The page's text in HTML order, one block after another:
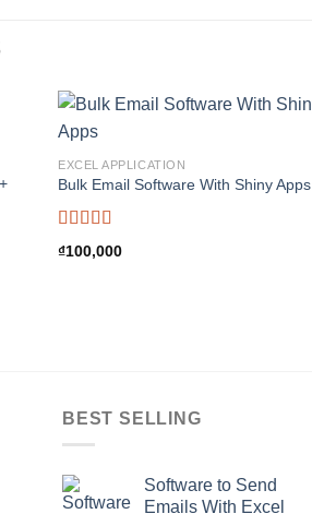
EXCEL APPLICATION
Bulk Email Software With Shiny Apps
Rated5.00
out of 5
₫100,000
BEST SELLING
Software to Send
Emails With Excel